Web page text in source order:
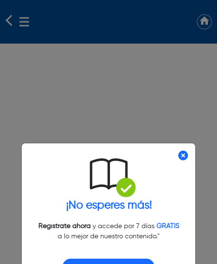
¡No esperes más!
Regístrate ahoray accede por 7 días GRATIS
a lo mejor de nuestro contenido."